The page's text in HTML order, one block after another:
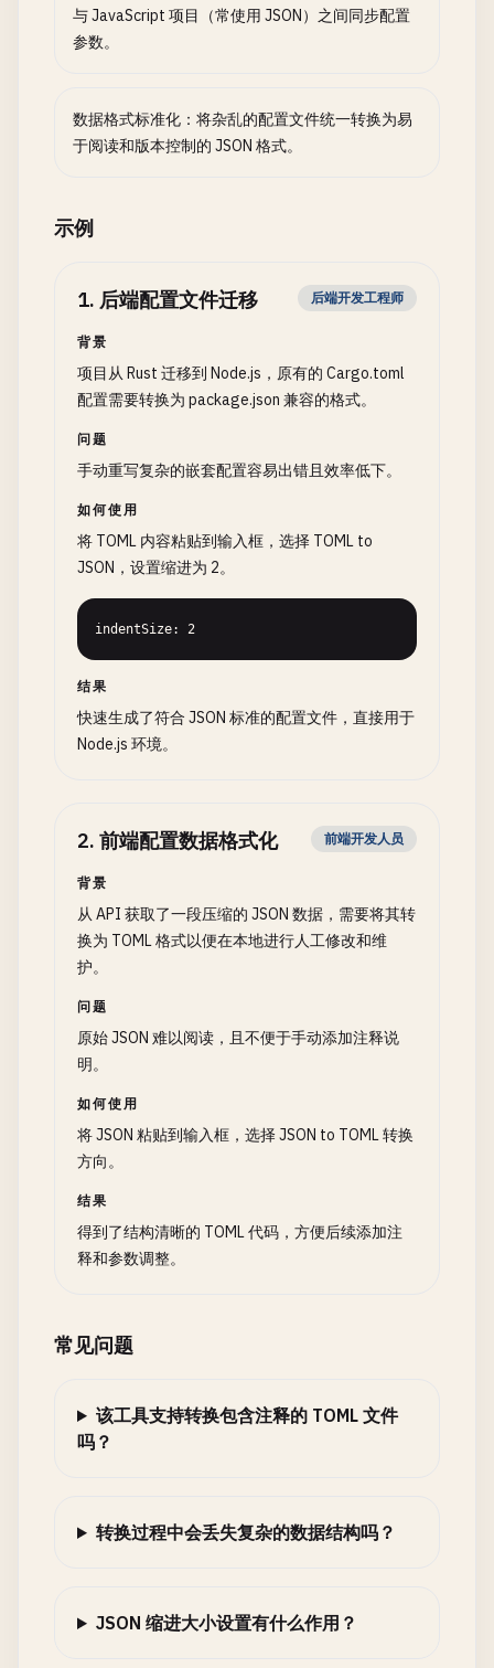
与 JavaScript 项目（常使用 JSON）之间同步配置
参数。
数据格式标准化：将杂乱的配置文件统一转换为易
于阅读和版本控制的 JSON 格式。
示例
1. 后端配置文件迁移 后端开发工程师
背景
项目从 Rust 迁移到 Node.js，原有的 Cargo.toml
配置需要转换为 package.json 兼容的格式。
问题
手动重写复杂的嵌套配置容易出错且效率低下。
如何使用
将 TOML 内容粘贴到输入框，选择 TOML to
JSON，设置缩进为 2。
indentSize: 2
结果
快速生成了符合 JSON 标准的配置文件，直接用于
Node.js 环境。
2. 前端配置数据格式化 前端开发人员
背景
从 API 获取了一段压缩的 JSON 数据，需要将其转
换为 TOML 格式以便在本地进行人工修改和维
护。
问题
原始 JSON 难以阅读，且不便于手动添加注释说
明。
如何使用
将 JSON 粘贴到输入框，选择 JSON to TOML 转换
方向。
结果
得到了结构清晰的 TOML 代码，方便后续添加注
释和参数调整。
常见问题
该工具支持转换包含注释的 TOML 文件
吗？
转换过程中会丢失复杂的数据结构吗？
JSON 缩进大小设置有什么作用？